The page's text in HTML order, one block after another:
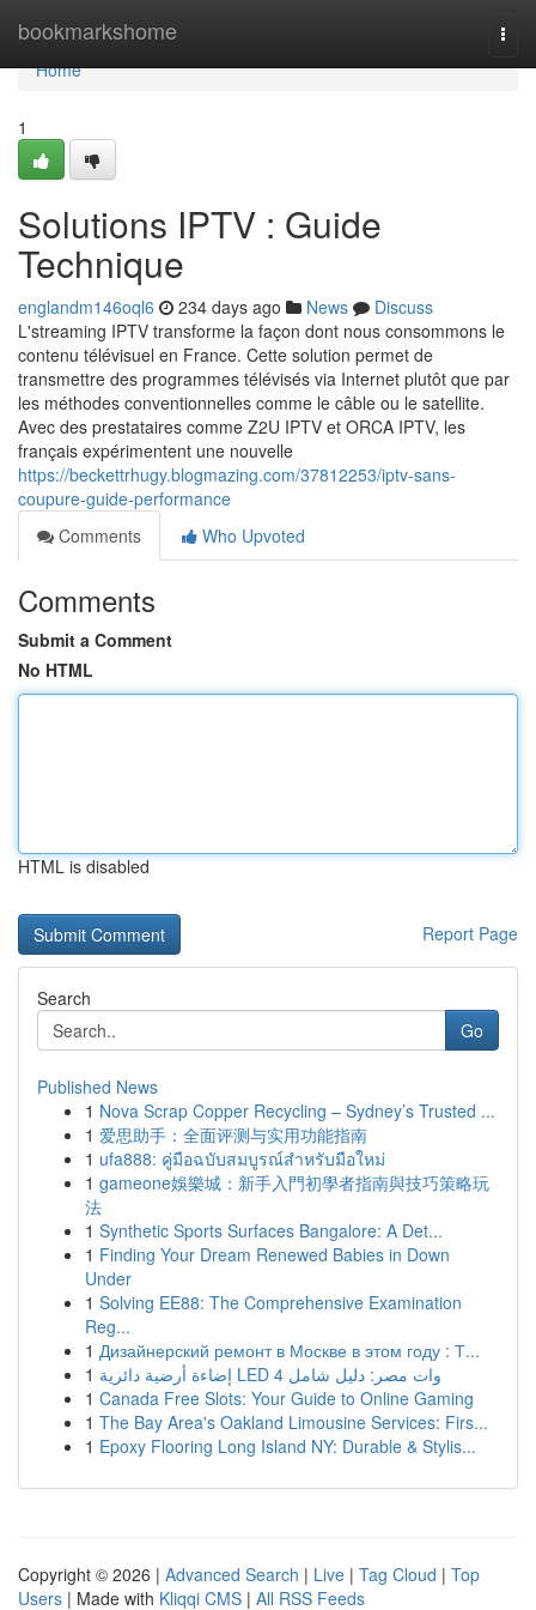
bookmarkshome
Home
Home
1
Solutions IPTV : Guide
Technique
englandm146oql6 234 days ago News
Discuss
L'streaming IPTV transforme la façon dont nous consommons le
contenu télévisuel en France. Cette solution permet de
transmettre des programmes télévisés via Internet plutôt que par
les méthodes conventionnelles comme le câble ou le satellite.
Avec des prestataires comme Z2U IPTV et ORCA IPTV, les
français expérimentent une nouvelle
https://beckettrhugy.blogmazing.com/37812253/iptv-sans-
coupure-guide-performance
Comments
Who Upvoted
Comments
Submit a Comment
No HTML
HTML is disabled
Report Page
Search
Go
Published News
1 Nova Scrap Copper Recycling – Sydney’s Trusted ...
1 爱思助手：全面评测与实用功能指南
1 ufa888: คู่มือฉบับสมบูรณ์สำหรับมือใหม่
1 gameone娛樂城：新手入門初學者指南與技巧策略玩
法
1 Synthetic Sports Surfaces Bangalore: A Det...
1 Finding Your Dream Renewed Babies in Down
Under
1 Solving EE88: The Comprehensive Examination
Reg...
1 Дизайнерский ремонт в Москве в этом году : Т...
1
إضاءة أرضية دائرية LED 4 وات مصر: دليل شامل
1 Canada Free Slots: Your Guide to Online Gaming
1 The Bay Area's Oakland Limousine Services: Firs...
1 Epoxy Flooring Long Island NY: Durable & Stylis...
Copyright © 2026 | Advanced Search | Live | Tag Cloud | Top
Users | Made with Kliqqi CMS | All RSS Feeds